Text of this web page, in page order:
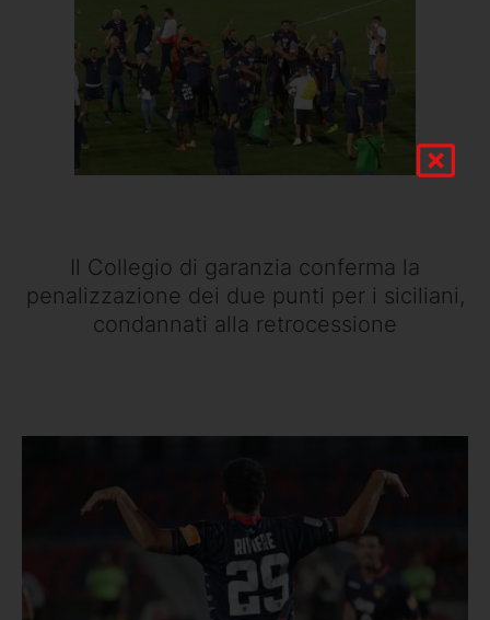
Il Collegio di garanzia conferma la
penalizzazione dei due punti per i siciliani,
condannati alla retrocessione